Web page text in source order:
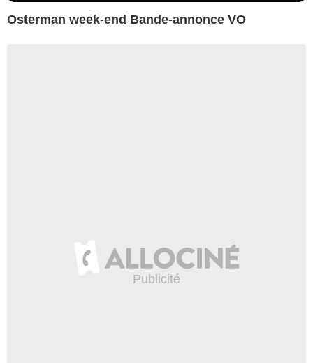
Osterman week-end Bande-annonce VO